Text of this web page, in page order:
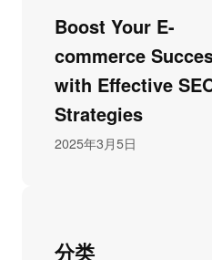
Boost Your E-
commerce
with Effective
Strategies
2025年3月5日
分类